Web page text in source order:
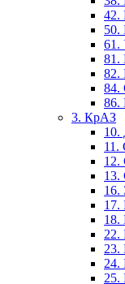
42.
50.
61.
81.
82.
84.
86.
3. КрАЗ
10.
11.
12.
13.
16.
18.
22.
23.
24.
25.